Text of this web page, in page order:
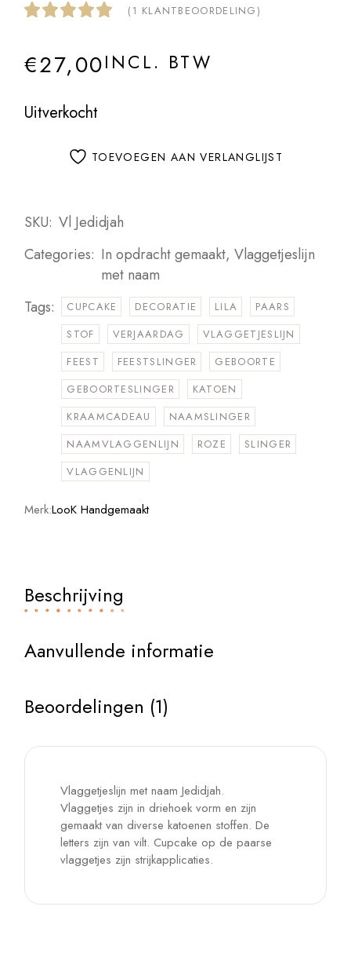
( 1 KLANTBEOORDELING)
€27,00INCL. BTW
Uitverkocht
TOEVOEGEN AAN VERLANGLIJST
SKU: Vl Jedidjah
Categories: In opdracht gemaakt,Vlaggetjeslijn
met naam
Tags:
CUPCAKE DECORATIE LILA
PAARS
STOF
VERJAARDAG
VLAGGETJESLIJN
FEEST
FEESTSLINGER
GEBOORTE
GEBOORTESLINGER
KATOEN
KRAAMCADEAU
NAAMSLINGER
NAAMVLAGGENLIJN
ROZE
SLINGER
VLAGGENLIJN
Merk:LooK Handgemaakt
Beschrijving
Aanvullende informatie
Beoordelingen (1)
Vlaggetjeslijn met naam Jedidjah.
Vlaggetjes zijn in driehoek vorm en zijn
gemaakt van diverse katoenen stoffen. De
letters zijn van vilt. Cupcake op de paarse
vlaggetjes zijn strijkapplicaties.